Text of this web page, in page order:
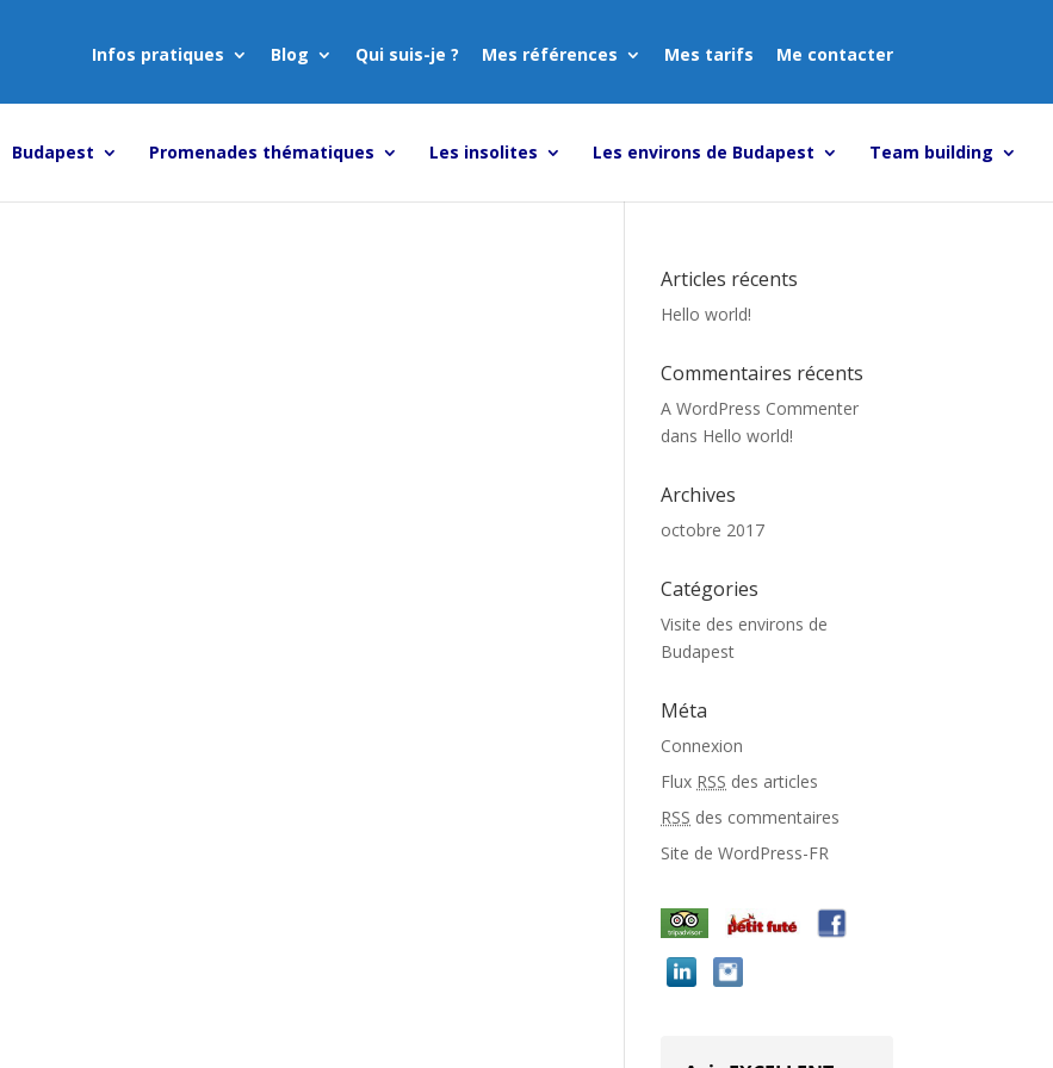
Infos pratiques
Blog Qui suis-je ? Mes références Mes tarifs Me contacter
Budapest Promenades thématiques Les insolites Les environs de Budapest Team building
Articles récents
Hello world!
Commentaires récents
A WordPress Commenter
dans Hello world!
Archives
octobre 2017
Catégories
Visite des environs de
Budapest
Méta
Connexion
Flux RSS des articles
RSS des commentaires
Site de WordPress-FR